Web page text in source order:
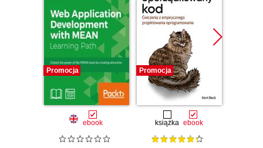
Promocja
ebook
Promocja
książka ebook